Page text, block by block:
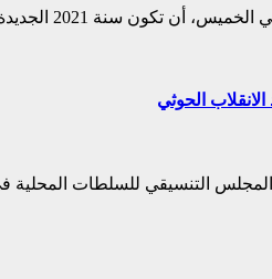
الجديدة، حاسمة في الكثير من…
المجلس التنسيقي للسلطات